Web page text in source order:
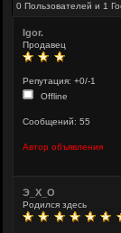
0 Пользователей и 1
Igor.
Продавец
Репутация: +0/-1
Offline
Сообщений: 55
Автор объявления
Э_Х_О
Родился здесь